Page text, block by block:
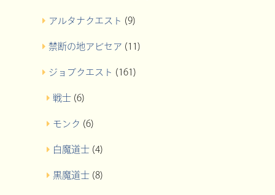
アルタナクエスト (9)
禁断の地アビセア (11)
ジョブクエスト (161)
戦士 (6)
モンク (6)
白魔道士 (4)
黒魔道士 (8)